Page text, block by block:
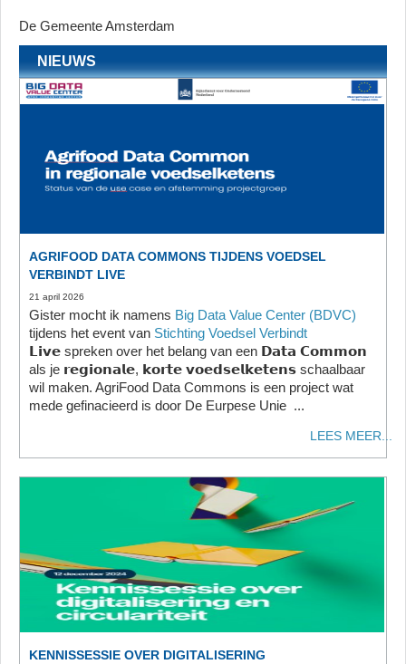
De Gemeente Amsterdam
NIEUWS
AGRIFOOD DATA COMMONS TIJDENS VOEDSEL
VERBINDT LIVE
21 april 2026
Gister mocht ik namens Big Data Value Center (BDVC)
tijdens het event van Stichting Voedsel Verbindt
𝗟𝗶𝘃𝗲 spreken over het belang van een 𝗗𝗮𝘁𝗮 𝗖𝗼𝗺𝗺𝗼𝗻
als je 𝗿𝗲𝗴𝗶𝗼𝗻𝗮𝗹𝗲, 𝗸𝗼𝗿𝘁𝗲 𝘃𝗼𝗲𝗱𝘀𝗲𝗹𝗸𝗲𝘁𝗲𝗻𝘀 schaalbaar
wil maken. AgriFood Data Commons is een project wat
mede gefinacieerd is door De Eurpese Unie ...
LEES MEER...
KENNISSESSIE OVER DIGITALISERING